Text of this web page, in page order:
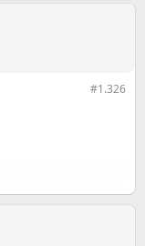
#1.326